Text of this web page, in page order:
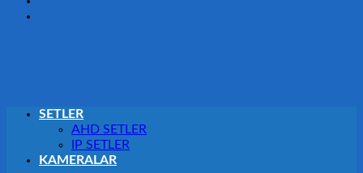
SETLER
AHD SETLER
IP SETLER
KAMERALAR